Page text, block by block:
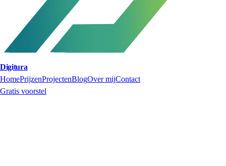
Digitura
HomePrijzenProjectenBlogOver mijContact
Gratis voorstel